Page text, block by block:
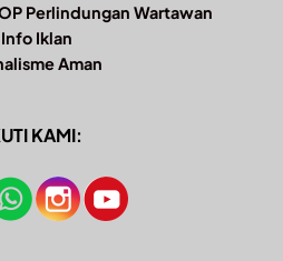
Perlindungan Wartawan
Info Iklan
Aman
KAMI: